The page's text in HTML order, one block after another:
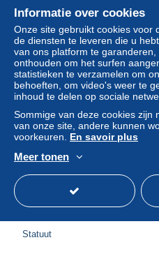
Gratis verzending
±
Statuut
Informatie over cookies
Onze site gebruikt cookies voor
de diensten te leveren die u
van ons platform te
onthouden om het surfen
statistieken te verzamelen om
behoeften, om video's weer te
inhoud te delen op sociale
Sommige van deze cookies zijn
van onze site, andere kunnen
voorkeuren. En savoir plus
Meer tonen